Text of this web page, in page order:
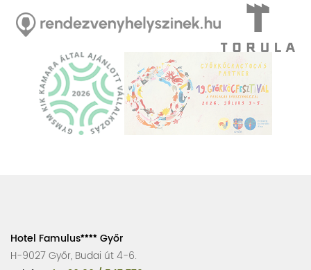
Hotel Famulus
Győr
H-9027 Győr, Budai út 4-6.